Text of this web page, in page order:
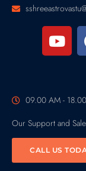
09.00 AM -
Our Support and
CALL US